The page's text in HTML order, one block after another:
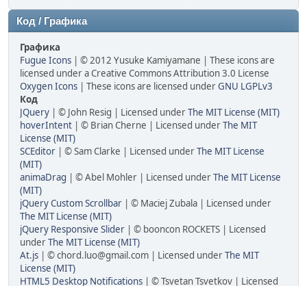
Код / Графика
Графика
Fugue Icons | © 2012 Yusuke Kamiyamane | These icons are
licensed under a Creative Commons Attribution 3.0 License
Oxygen Icons | These icons are licensed underGNU LGPLv3
Код
JQuery | © John Resig | Licensed underThe MIT License (MIT)
hoverIntent | © Brian Cherne | Licensed underThe MIT
License (MIT)
SCEditor | © Sam Clarke | Licensed underThe MIT License
(MIT)
animaDrag | © Abel Mohler | Licensed underThe MIT License
(MIT)
jQuery Custom Scrollbar | © Maciej Zubala | Licensed under
The MIT License (MIT)
jQuery Responsive Slider | © booncon ROCKETS | Licensed
underThe MIT License (MIT)
At.js | © chord.luo@gmail.com | Licensed underThe MIT
License (MIT)
HTML5 Desktop Notifications | © Tsvetan Tsvetkov | Licensed